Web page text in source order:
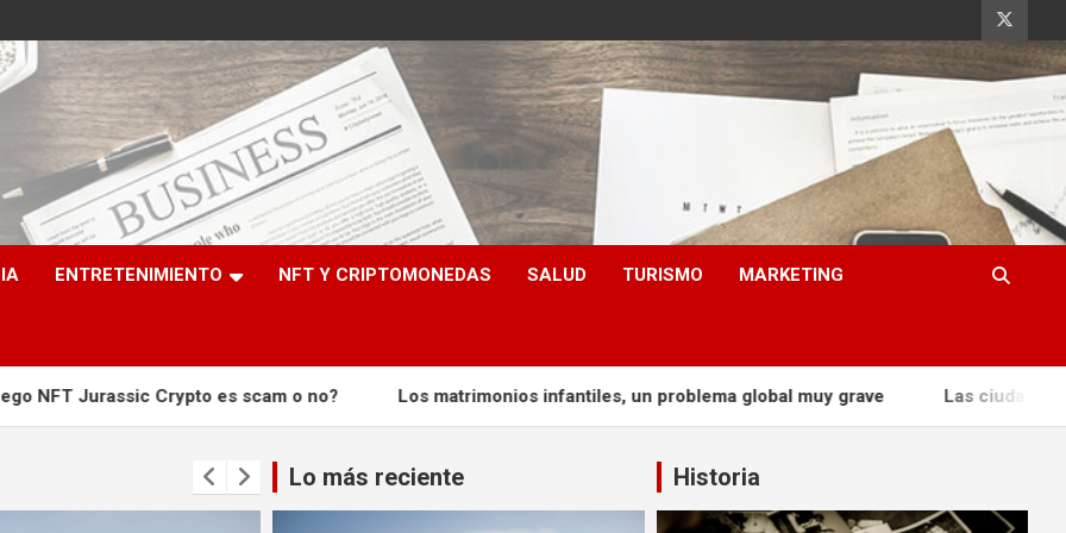
ENTRETENIMIENTO NFT Y CRIPTOMONEDAS SALUD TURISMO MARKETING
Crypto es scam o no? Los matrimonios infantiles, un problema global muy grave Las ciudades poseen
Lo más reciente Historia